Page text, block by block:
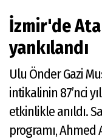
İzmir'de
yankılandı
Ulu Önder Gazi
intikalinin 87’nci
etkinlikle anıldı.
programı, Ahmed